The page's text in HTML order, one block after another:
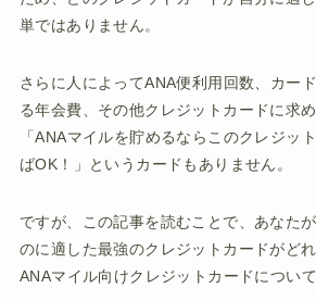
単ではありません。
さらに人によってANA便利用回数、カー
る年会費、その他クレジットカードに求
「ANAマイルを貯めるならこのクレジッ
ばOK！」というカードもありません。
ですが、この記事を読むことで、あなた
のに適した最強のクレジットカードがどれ
ANAマイル向けクレジットカードについ